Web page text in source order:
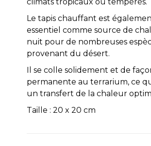
Le tapis chauffant est
essentiel comme source de
nuit pour de nombreuses
provenant du désert.
Il se colle solidement et de
permanente au terrarium, ce
un transfert de la chaleur
Taille : 20 x 20 cm